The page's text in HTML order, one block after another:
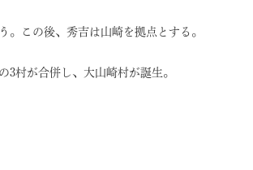
。この後、秀吉は山崎を拠点とする。
3村が合併し、大山崎村が誕生。